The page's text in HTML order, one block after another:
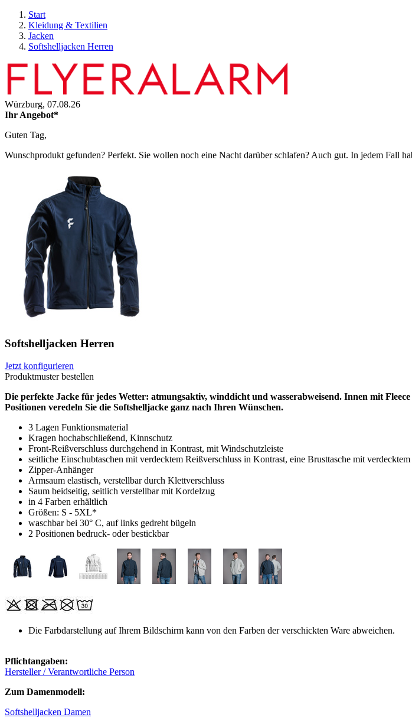
Start
Kleidung & Textilien
Jacken
Softshelljacken Herren
Würzburg, 07.08.26
Ihr Angebot*
Guten Tag,
Wunschprodukt gefunden? Perfekt. Sie wollen noch eine Nacht darüber schlafen? Auch gut. In jedem Fall
Softshelljacken Herren
Jetzt konfigurieren
Produktmuster bestellen
Die perfekte Jacke für jedes Wetter: atmungsaktiv, winddicht und wasserabweisend. Innen mit
Positionen veredeln Sie die Softshelljacke ganz nach Ihren Wünschen.
3 Lagen Funktionsmaterial
Kragen hochabschließend, Kinnschutz
Front-Reißverschluss durchgehend in Kontrast, mit Windschutzleiste
seitliche Einschubtaschen mit verdecktem Reißverschluss in Kontrast, eine Brusttasche mit
Zipper-Anhänger
Armsaum elastisch, verstellbar durch Klettverschluss
Saum beidseitig, seitlich verstellbar mit Kordelzug
in 4 Farben erhältlich
Größen: S - 5XL*
waschbar bei 30° C, auf links gedreht bügeln
2 Positionen bedruck- oder bestickbar
Die Farbdarstellung auf Ihrem Bildschirm kann von den Farben der verschickten Ware abweichen.
Pflichtangaben:
Hersteller / Verantwortliche Person
Zum Damenmodell:
Softshelljacken Damen